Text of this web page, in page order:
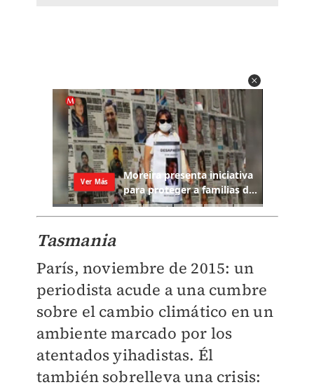
Tasmania
París, noviembre de 2015: un
periodista acude a una cumbre
sobre el cambio climático en un
ambiente marcado por los
atentados yihadistas. Él
también sobrelleva una crisis: